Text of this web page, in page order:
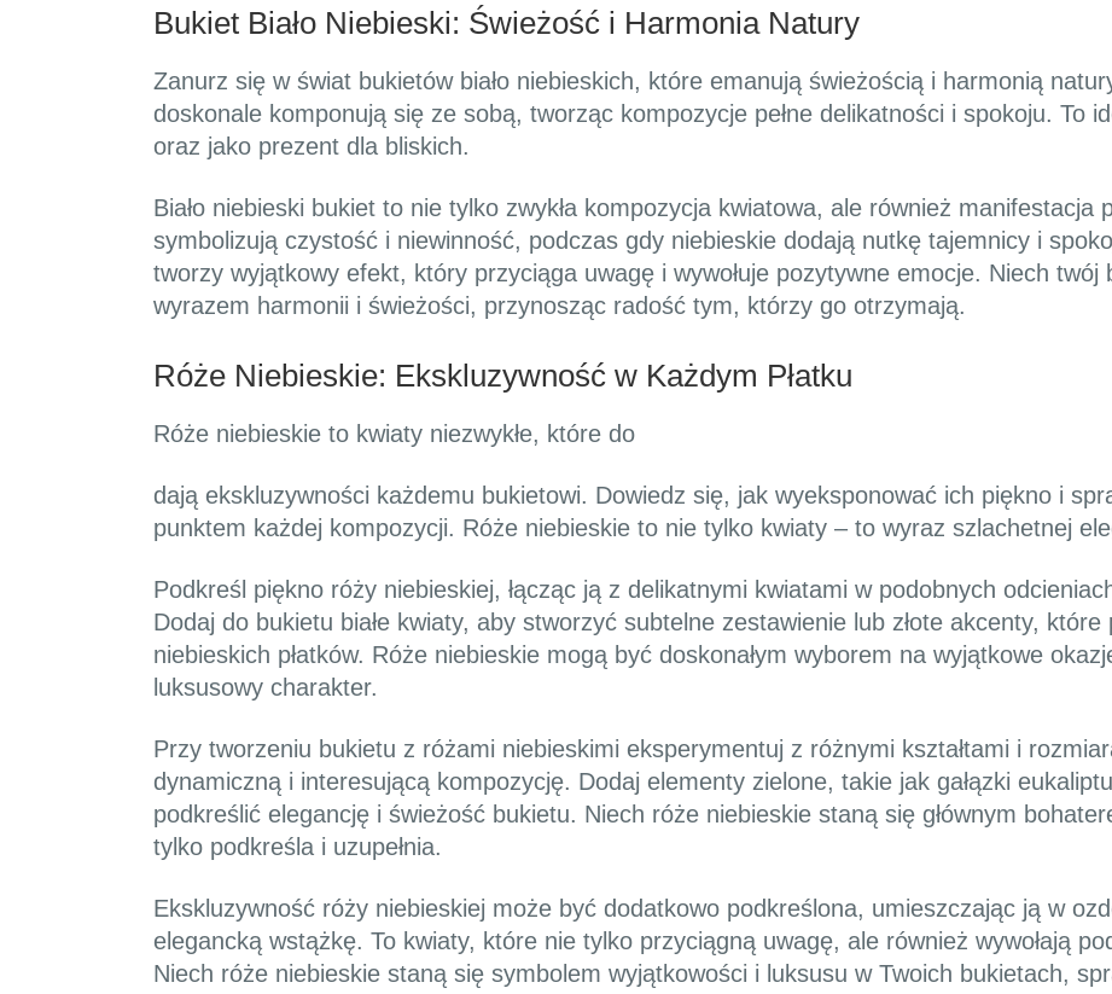
Bukiet Biało Niebieski: Świeżość i Harmonia Natury
Zanurz się w świat bukietów biało niebieskich, które emanują świeżością i harmonią
doskonale komponują się ze sobą, tworząc kompozycje pełne delikatności i spokoju. To
oraz jako prezent dla bliskich.
Biało niebieski bukiet to nie tylko zwykła kompozycja kwiatowa, ale również manifestacja
symbolizują czystość i niewinność, podczas gdy niebieskie dodają nutkę tajemnicy i
tworzy wyjątkowy efekt, który przyciąga uwagę i wywołuje pozytywne emocje. Niech twój
wyrazem harmonii i świeżości, przynosząc radość tym, którzy go otrzymają.
Róże Niebieskie: Ekskluzywność w Każdym Płatku
Róże niebieskie to kwiaty niezwykłe, które do
dają ekskluzywności każdemu bukietowi. Dowiedz się, jak wyeksponować ich piękno i
punktem każdej kompozycji. Róże niebieskie to nie tylko kwiaty – to wyraz szlachetnej
Podkreśl piękno róży niebieskiej, łącząc ją z delikatnymi kwiatami w podobnych
Dodaj do bukietu białe kwiaty, aby stworzyć subtelne zestawienie lub złote akcenty,
niebieskich płatków. Róże niebieskie mogą być doskonałym wyborem na wyjątkowe
luksusowy charakter.
Przy tworzeniu bukietu z różami niebieskimi eksperymentuj z różnymi kształtami i
dynamiczną i interesującą kompozycję. Dodaj elementy zielone, takie jak gałązki
podkreślić elegancję i świeżość bukietu. Niech róże niebieskie staną się głównym
tylko podkreśla i uzupełnia.
Ekskluzywność róży niebieskiej może być dodatkowo podkreślona, umieszczając ją w
elegancką wstążkę. To kwiaty, które nie tylko przyciągną uwagę, ale również wywołają
Niech róże niebieskie staną się symbolem wyjątkowości i luksusu w Twoich bukietach,